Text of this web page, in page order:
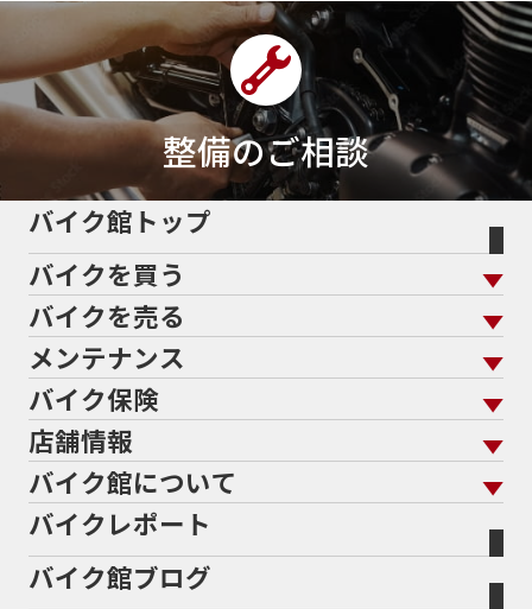
整備のご相談
バイク館トップ
バイクを買う
バイクを買う トップ
バイクを探す
メーカーから探す
色から探す
スタイルから探す
排気量から探す
走行距離から探す
中古車から探す
バイクを売る
バイクを売る トップ
バイク館買取の強み
バイクを高く売るコツ
バイク買取の流れ
全国展開の強み
よくあるご質問
バイク買取強化車両
メンテナンス
メンテナンス トップ
バイク点検
バイク車検
Bikeep
プロテクションフィルム
バイク保険
バイク保険 トップ
自賠責保険
任意保険
バイク保険無料見積り（現在未加入の方）
店舗情報
店舗情報 トップ
北海道
宮城
バイク館について
バイク館について トップ
バイク館が選ばれる理由
バイクレポート
バイク館ブログ